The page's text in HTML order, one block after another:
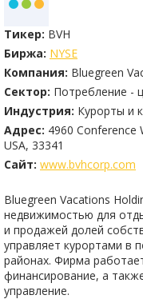
Тикер: BVH
Биржа: NYSE
Компания: Bluegreen
Сектор: Потребление -
Индустрия: Курорты и
Адрес: 4960 Conference
USA, 33341
Сайт: www.bvhcorp.com
Bluegreen Vacations
недвижимостью для
и продажей долей
управляет курортами в
районах. Фирма
финансирование, а
управление.